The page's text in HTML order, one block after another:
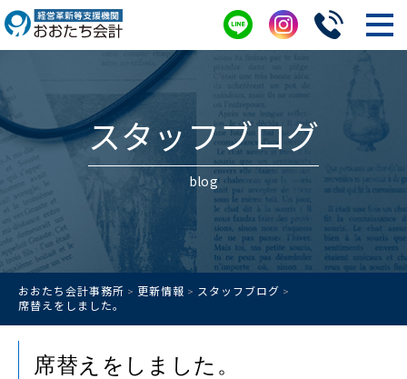
スタッフブログ
blog
おおたち会計事務所 > 更新情報 > スタッフブログ >
席替えをしました。
席替えをしました。